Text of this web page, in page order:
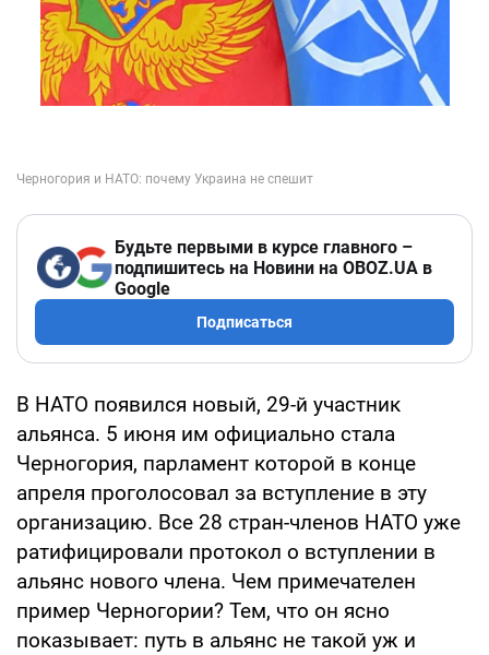
Будьте первыми в курсе главного –
подпишитесь на Новини на OBOZ.UA в
Google
Подписаться
В НАТО появился новый, 29-й участник
альянса. 5 июня им официально стала
Черногория, парламент которой в конце
апреля проголосовал за вступление в эту
организацию. Все 28 стран-членов НАТО уже
ратифицировали протокол о вступлении в
альянс нового члена. Чем примечателен
пример Черногории? Тем, что он ясно
показывает: путь в альянс не такой уж и